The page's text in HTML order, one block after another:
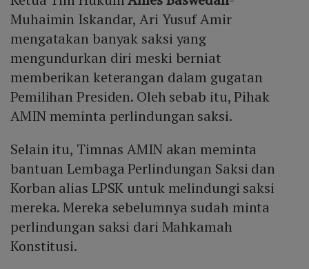
Muhaimin Iskandar, Ari Yusuf Amir
mengatakan banyak saksi yang
mengundurkan diri meski berniat
memberikan keterangan dalam gugatan
Pemilihan Presiden. Oleh sebab itu, Pihak
AMIN meminta perlindungan saksi.
Selain itu, Timnas AMIN akan meminta
bantuan Lembaga Perlindungan Saksi dan
Korban alias LPSK untuk melindungi saksi
mereka. Mereka sebelumnya sudah minta
perlindungan saksi dari Mahkamah
Konstitusi.